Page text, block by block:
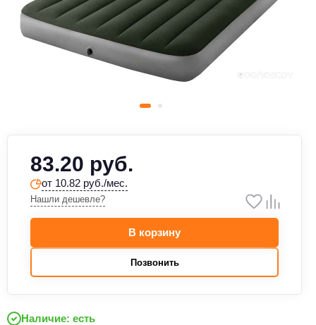
83.20 руб.
от 10.82 руб./мес.
Нашли дешевле?
В корзину
Позвонить
Наличие: есть